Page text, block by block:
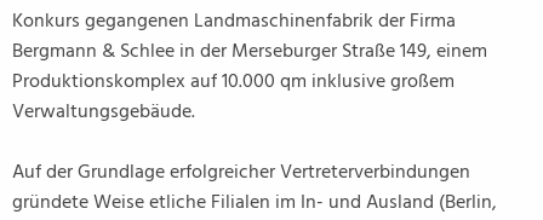
Konkurs gegangenen Landmaschinenfabrik der Firma
Bergmann & Schlee in der Merseburger Straße 149, einem
Produktionskomplex auf 10.000 qm inklusive großem
Verwaltungsgebäude.
Auf der Grundlage erfolgreicher Vertreterverbindungen
gründete Weise etliche Filialen im In- und Ausland (Berlin,